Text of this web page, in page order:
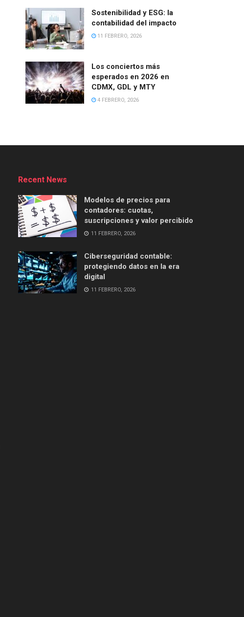
Sostenibilidad y ESG: la
contabilidad del impacto
11 FEBRERO, 2026
Los conciertos más
esperados en 2026 en
CDMX, GDL y MTY
4 FEBRERO, 2026
Recent News
Modelos de precios para
contadores: cuotas,
suscripciones y valor percibido
11 FEBRERO, 2026
Ciberseguridad contable:
protegiendo datos en la era
digital
11 FEBRERO, 2026